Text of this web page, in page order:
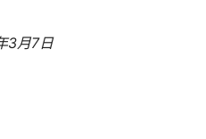
3月7日